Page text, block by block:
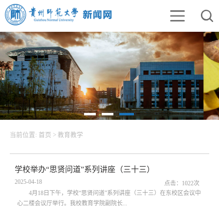
当前位置: 首页 > 教育教学
学校举办“思贤问道”系列讲座（三十三）
2025-04-18 点击： 1022次
4月18日下午，学校“思贤问道”系列讲座（三十三）在东校区会议中
心二楼会议厅举行。我校教育学院副院长...